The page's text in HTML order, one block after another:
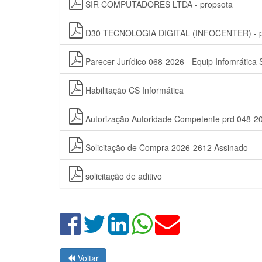
SIR COMPUTADORES LTDA - propsota
D30 TECNOLOGIA DIGITAL (INFOCENTER) -
Parecer Jurídico 068-2026 - Equip Infomrática
Habilitação CS Informática
Autorização Autoridade Competente prd 048-
Solicitação de Compra 2026-2612 Assinado
solicitação de aditivo
Voltar